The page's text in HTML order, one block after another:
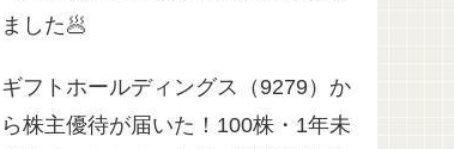
ました🥟
ギフトホールディングス（9279）か
ら株主優待が届いた！100株・1年未